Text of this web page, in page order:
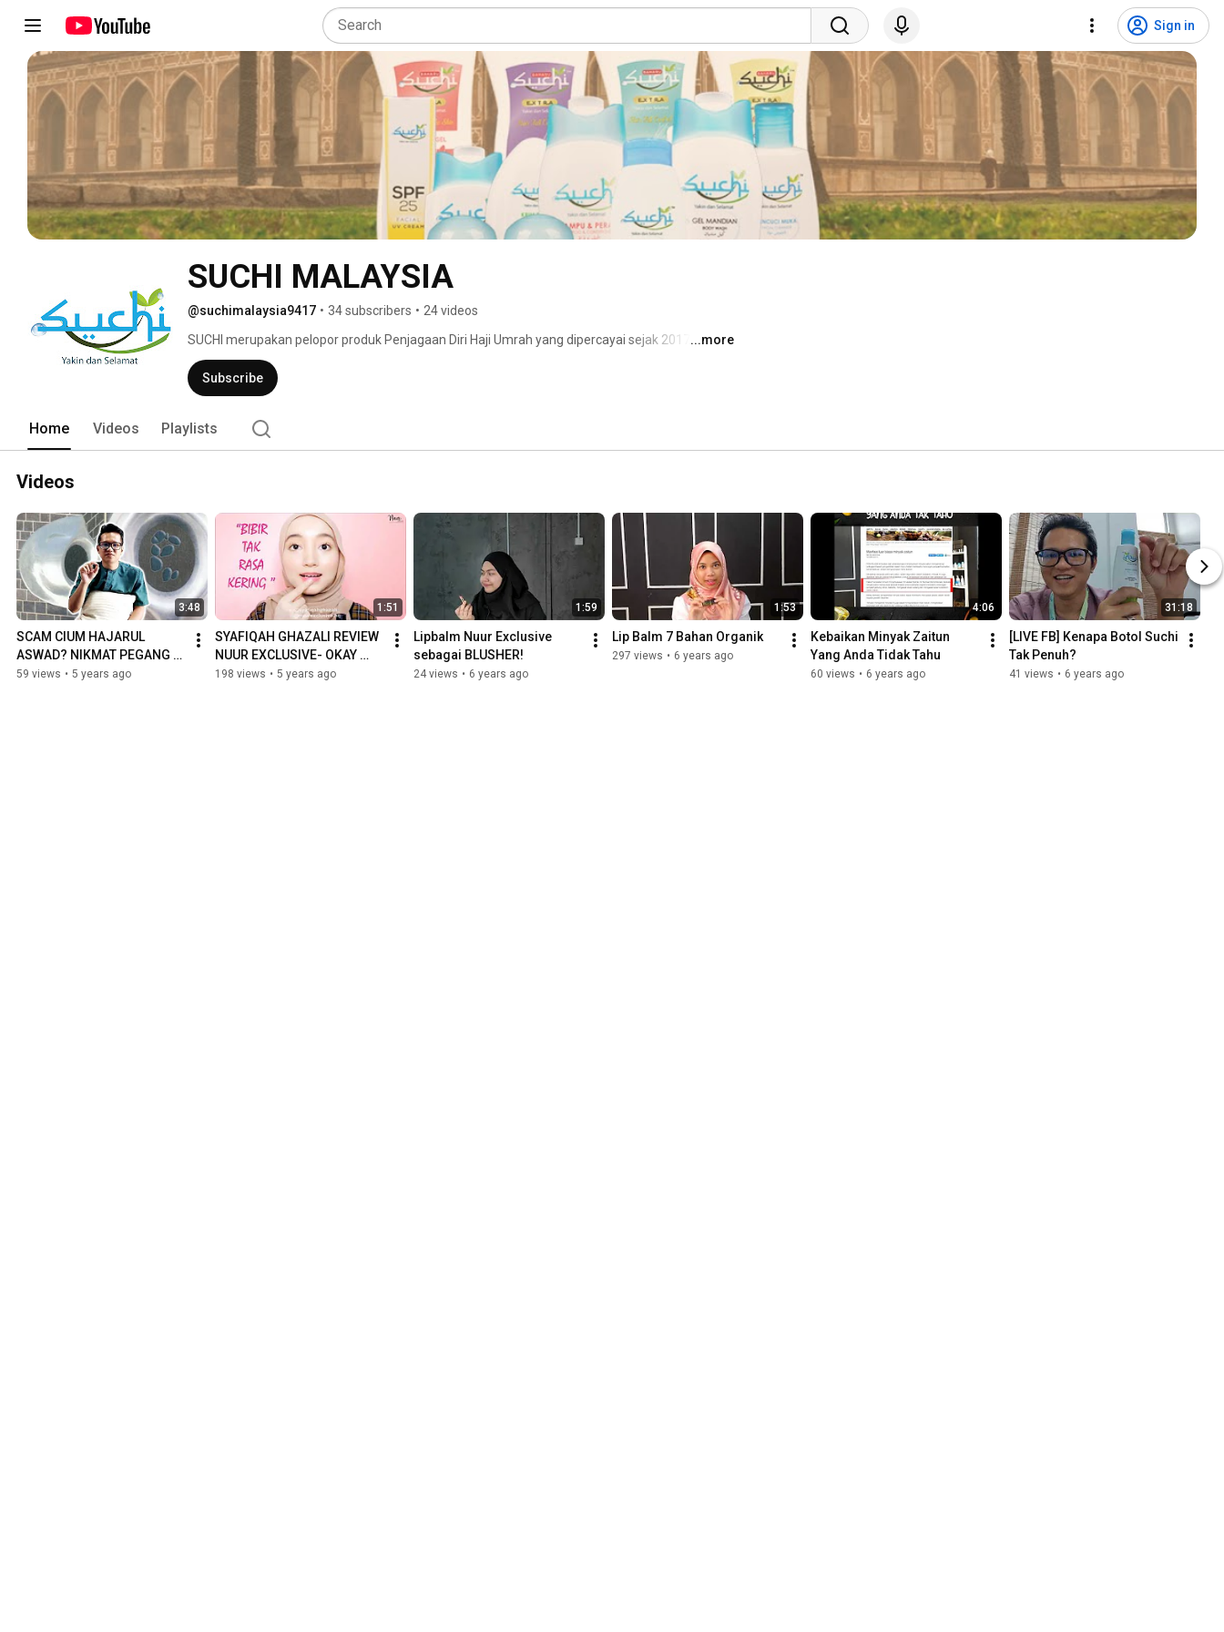
Sign in
SUCHI MALAYSIA
@suchimalaysia9417 • 34 subscribers • 24 videos
SUCHI merupakan pelopor produk Penjagaan Diri Haji Umrah yang dipercayai sejak 2017.
Melalui channel youtube ini kami berkongsi maklumat-maklumat yang berguna untuk bakal
jemaah Haji & Umrah.
...more
Subscribe
Home Videos Playlists
Videos
3:48
SCAM CIUM HAJARUL
ASWAD? NIKMAT PEGANG
HAJARUL ASWAD?
59 views • 5 years ago
1:51
SYAFIQAH GHAZALI REVIEW
NUUR EXCLUSIVE- OKAY
KE??
198 views • 5 years ago
1:59
Lipbalm Nuur Exclusive
sebagai BLUSHER!
24 views • 6 years ago
1:53
Lip Balm 7 Bahan Organik
297 views • 6 years ago
4:06
Kebaikan Minyak Zaitun
Yang Anda Tidak Tahu
60 views • 6 years ago
31:18
[LIVE FB] Kenapa Botol Suchi
Tak Penuh?
41 views • 6 years ago